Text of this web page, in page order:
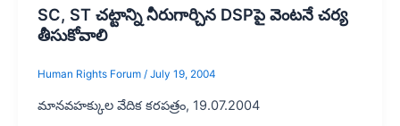
SC, ST చట్టాన్ని నీరుగార్చిన DSPపై వెంటనే చర్య
తీసుకోవాలి
Human Rights Forum / July 19, 2004
మానవహక్కుల వేదిక కరపత్రం, 19.07.2004